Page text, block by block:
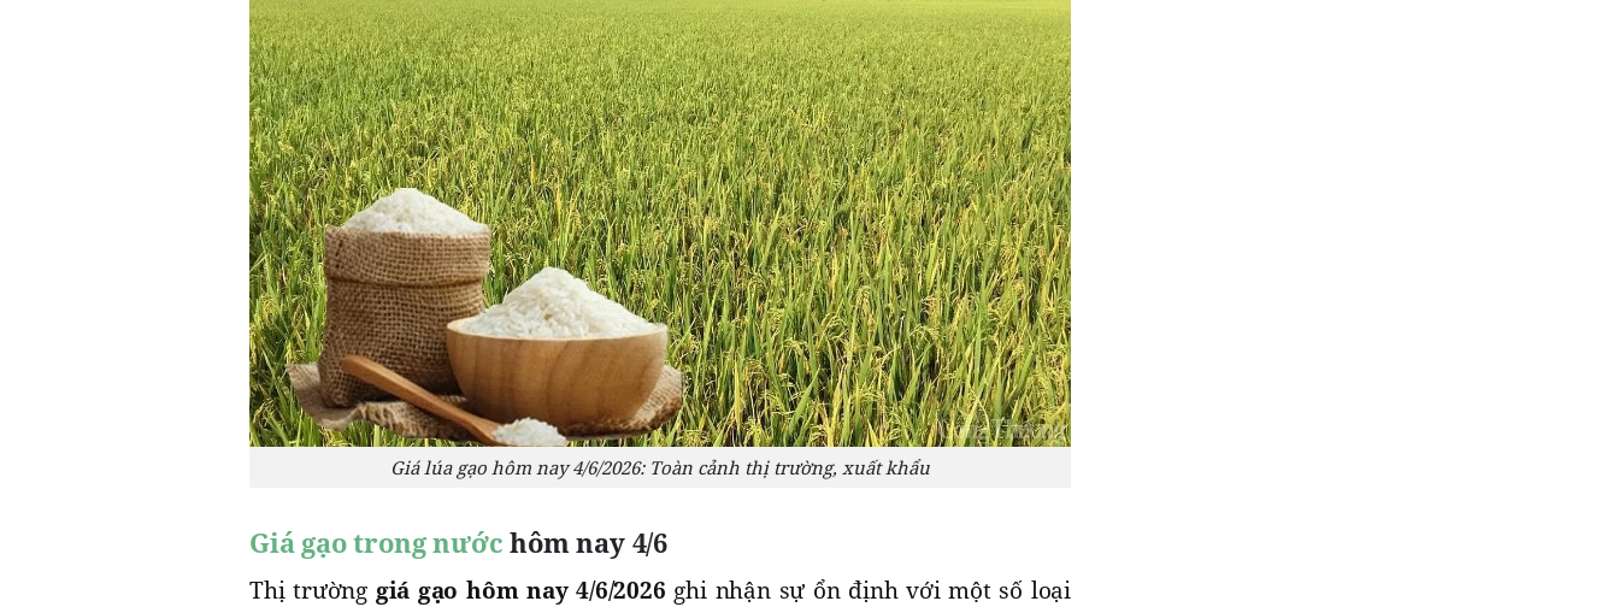
Giá lúa gạo hôm nay 4/6/2026: Toàn cảnh thị trường, xuất khẩu
Giá gạo trong nước hôm nay 4/6
Thị trường giá gạo hôm nay 4/6/2026 ghi nhận sự ổn định với một số loại